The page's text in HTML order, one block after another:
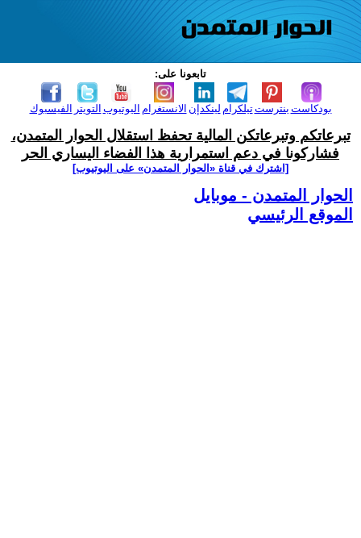
تابعونا على:
الفيسبوك التويتر اليوتيوب الانستغرام لينكدإن تيلكرامبنترست بودكاست
تبرعاتكم وتبرعاتكن المالية تحفظ استقلال الحوار المتمدن،
فشاركونا في دعم استمرارية هذا الفضاء اليساري الحر
[اشترك في قناة ‫«الحوار المتمدن» على اليوتيوب]
الحوار المتمدن - موبايل
الموقع الرئيسي